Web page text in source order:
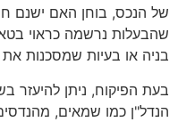
של הנכס, בוחן האם ישנם
שהבעלות נרשמה כראוי
בניה או בעיות שמסכנות
בעת הפיקוח, ניתן להיעזר
הנדל"ן כמו שמאים,